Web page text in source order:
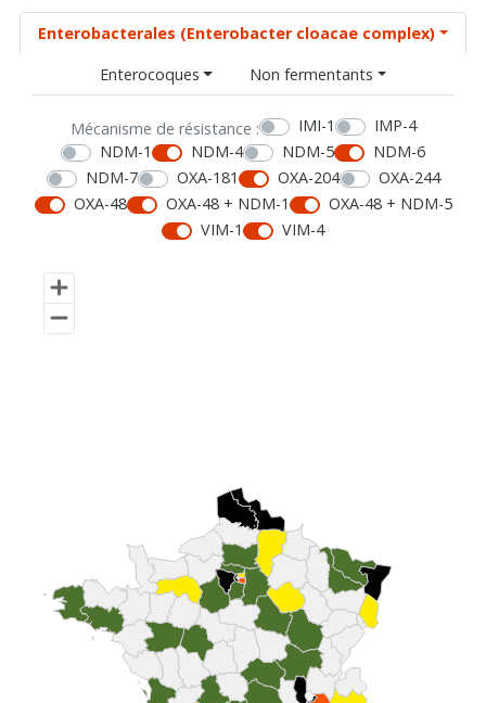
Enterobacterales (Enterobacter cloacae complex)
Enterocoques
Non fermentants
Mécanisme de résistance : IMI-1
IMP-4
NDM-1
NDM-4 NDM-5
NDM-6
NDM-7
OXA-181 OXA-204
OXA-244
OXA-48
OXA-48 + NDM-1
OXA-48 + NDM-5
VIM-1
VIM-4